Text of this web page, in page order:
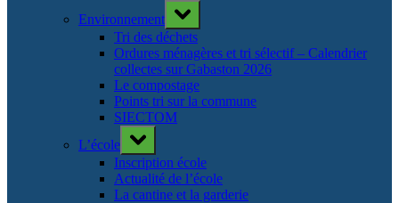
Environnement
Toggle
sub-
menu
Tri des déchets
Ordures ménagères et tri sélectif – Calendrier
collectes sur Gabaston 2026
Le compostage
Points tri sur la commune
SIECTOM
L’école
Toggle
sub-
menu
Inscription école
Actualité de l’école
La cantine et la garderie